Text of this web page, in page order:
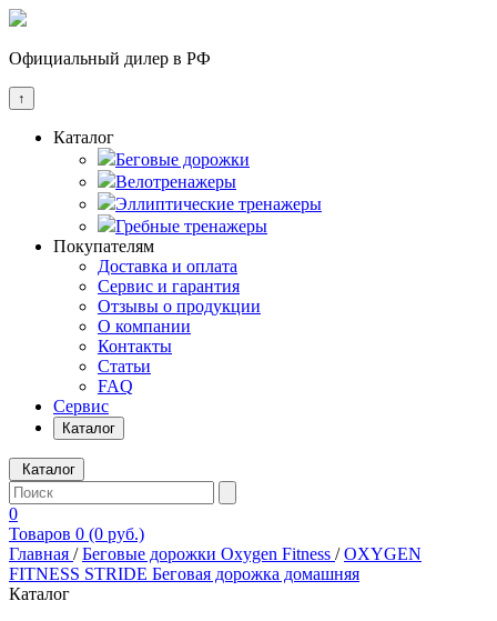
Официальный дилер в РФ
↑
Каталог
Беговые дорожки
Велотренажеры
Эллиптические тренажеры
Гребные тренажеры
Покупателям
Доставка и оплата
Сервис и гарантия
Отзывы о продукции
О компании
Контакты
Статьи
FAQ
Сервис
Каталог
Каталог
0
Товаров 0 (0 руб.)
Главная /Беговые дорожки Oxygen Fitness /OXYGEN
FITNESS STRIDE Беговая дорожка домашняя
Каталог